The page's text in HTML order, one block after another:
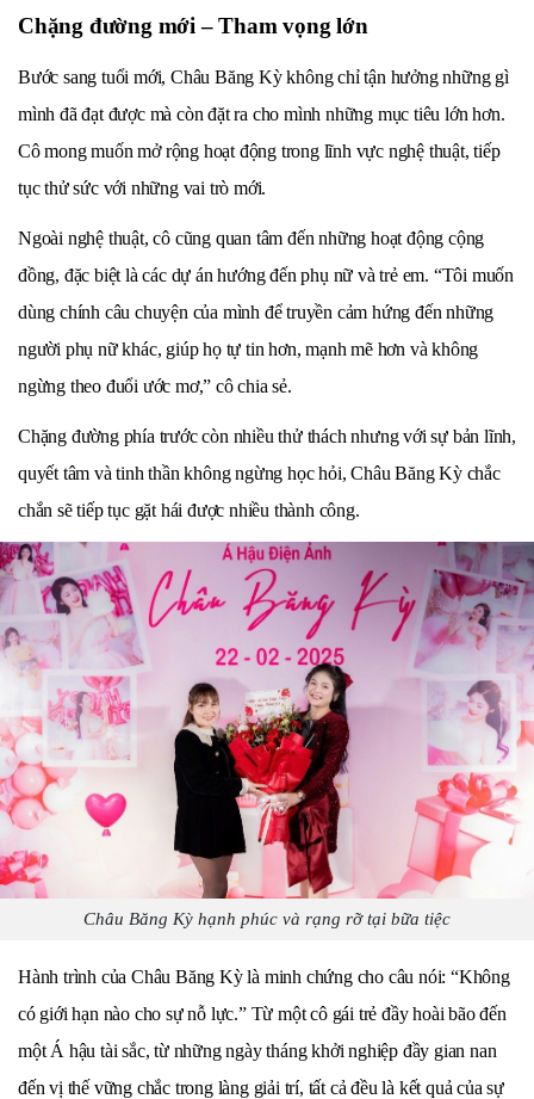
Chặng đường mới – Tham vọng lớn
Bước sang tuổi mới, Châu Băng Kỳ không chỉ tận hưởng những gì
mình đã đạt được mà còn đặt ra cho mình những mục tiêu lớn hơn.
Cô mong muốn mở rộng hoạt động trong lĩnh vực nghệ thuật, tiếp
tục thử sức với những vai trò mới.
Ngoài nghệ thuật, cô cũng quan tâm đến những hoạt động cộng
đồng, đặc biệt là các dự án hướng đến phụ nữ và trẻ em. “Tôi muốn
dùng chính câu chuyện của mình để truyền cảm hứng đến những
người phụ nữ khác, giúp họ tự tin hơn, mạnh mẽ hơn và không
ngừng theo đuổi ước mơ,” cô chia sẻ.
Chặng đường phía trước còn nhiều thử thách nhưng với sự bản lĩnh,
quyết tâm và tinh thần không ngừng học hỏi, Châu Băng Kỳ chắc
chắn sẽ tiếp tục gặt hái được nhiều thành công.
Châu Băng Kỳ hạnh phúc và rạng rỡ tại bữa tiệc
Hành trình của Châu Băng Kỳ là minh chứng cho câu nói: “Không
có giới hạn nào cho sự nỗ lực.” Từ một cô gái trẻ đầy hoài bão đến
một Á hậu tài sắc, từ những ngày tháng khởi nghiệp đầy gian nan
đến vị thế vững chắc trong làng giải trí, tất cả đều là kết quả của sự